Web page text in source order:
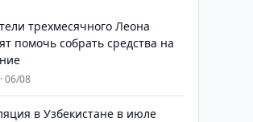
трехмесячного Леона
помочь собрать средства на
06/08
в Узбекистане в июле